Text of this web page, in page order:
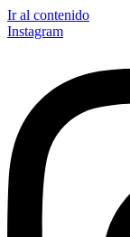
Ir al contenido
Instagram